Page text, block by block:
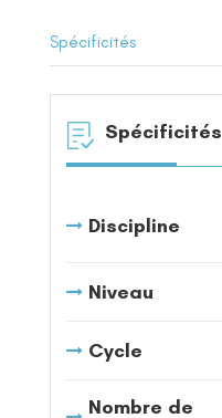
Spécificités
Spécificités
Discipline
Niveau
Cycle
Nombre de